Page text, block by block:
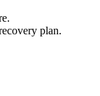
plan.